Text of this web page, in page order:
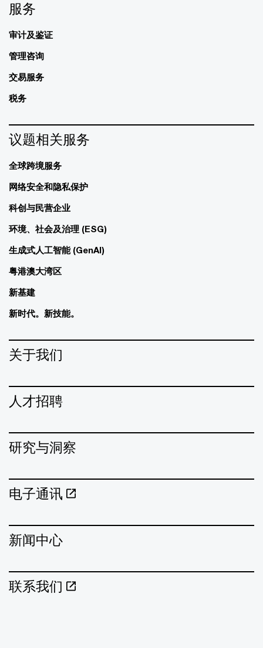
服务
审计及鉴证
管理咨询
交易服务
税务
议题相关服务
全球跨境服务
网络安全和隐私保护
科创与民营企业
环境、社会及治理 (ESG)
生成式人工智能 (GenAI)
粤港澳大湾区
新基建
新时代。新技能。
关于我们
人才招聘
研究与洞察
电子通讯
新闻中心
联系我们